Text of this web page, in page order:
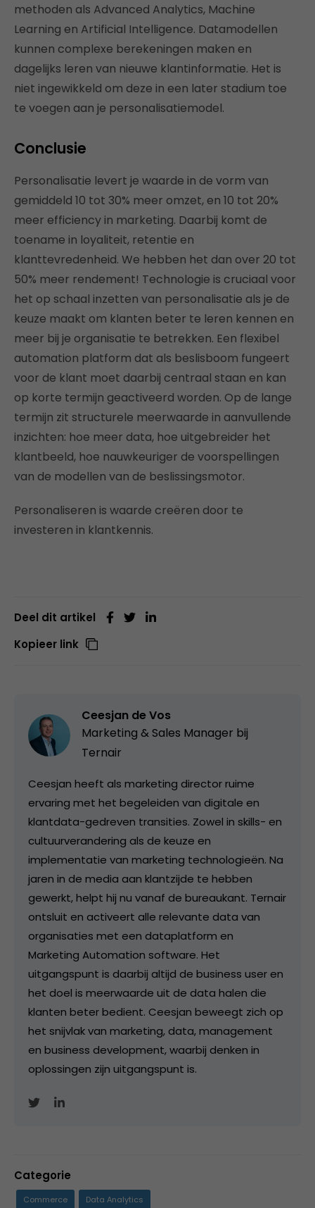
methoden als Advanced Analytics, Machine
Learning en Artificial Intelligence. Datamodellen
kunnen complexe berekeningen maken en
dagelijks leren van nieuwe klantinformatie. Het is
niet ingewikkeld om deze in een later stadium toe
te voegen aan je personalisatiemodel.
Conclusie
Personalisatie levert je waarde in de vorm van
gemiddeld 10 tot 30% meer omzet, en 10 tot 20%
meer efficiency in marketing. Daarbij komt de
toename in loyaliteit, retentie en
klanttevredenheid. We hebben het dan over 20 tot
50% meer rendement! Technologie is cruciaal voor
het op schaal inzetten van personalisatie als je de
keuze maakt om klanten beter te leren kennen en
meer bij je organisatie te betrekken. Een flexibel
automation platform dat als beslisboom fungeert
voor de klant moet daarbij centraal staan en kan
op korte termijn geactiveerd worden. Op de lange
termijn zit structurele meerwaarde in aanvullende
inzichten: hoe meer data, hoe uitgebreider het
klantbeeld, hoe nauwkeuriger de voorspellingen
van de modellen van de beslissingsmotor.
Personaliseren is waarde creëren door te
investeren in klantkennis.
Deel dit artikel
Kopieer link
Ceesjan de Vos
Marketing & Sales Manager bij
Ternair
Ceesjan heeft als marketing director ruime
ervaring met het begeleiden van digitale en
klantdata-gedreven transities. Zowel in skills- en
cultuurverandering als de keuze en
implementatie van marketing technologieën. Na
jaren in de media aan klantzijde te hebben
gewerkt, helpt hij nu vanaf de bureaukant. Ternair
ontsluit en activeert alle relevante data van
organisaties met een dataplatform en
Marketing Automation software. Het
uitgangspunt is daarbij altijd de business user en
het doel is meerwaarde uit de data halen die
klanten beter bedient. Ceesjan beweegt zich op
het snijvlak van marketing, data, management
en business development, waarbij denken in
oplossingen zijn uitgangspunt is.
Categorie
Commerce Data Analytics